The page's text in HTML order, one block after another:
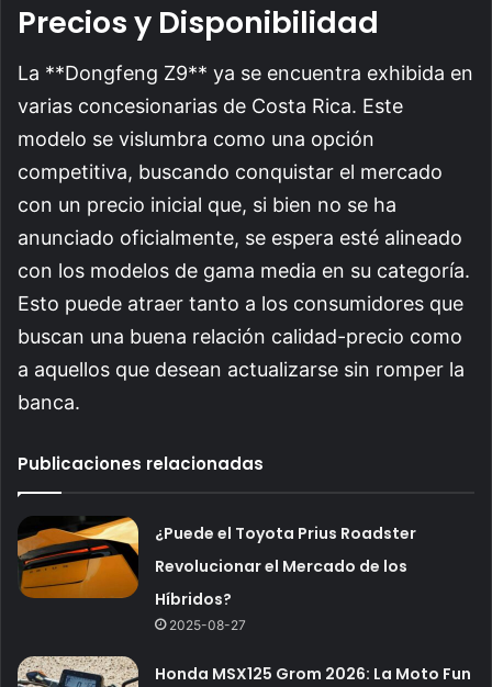
Precios y Disponibilidad
La **Dongfeng Z9** ya se encuentra exhibida en
varias concesionarias de Costa Rica. Este
modelo se vislumbra como una opción
competitiva, buscando conquistar el mercado
con un precio inicial que, si bien no se ha
anunciado oficialmente, se espera esté alineado
con los modelos de gama media en su categoría.
Esto puede atraer tanto a los consumidores que
buscan una buena relación calidad-precio como
a aquellos que desean actualizarse sin romper la
banca.
Publicaciones relacionadas
¿Puede el Toyota Prius Roadster
Revolucionar el Mercado de los
Híbridos?
2025-08-27
Honda MSX125 Grom 2026: La Moto Fun